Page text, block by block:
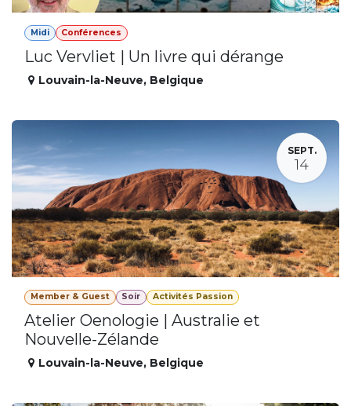
Midi Conférences
Luc Vervliet | Un livre qui dérange
Louvain-la-Neuve, Belgique
SEPT.
14
Member & Guest Soir Activités Passion
Atelier Oenologie | Australie et
Nouvelle-Zélande
Louvain-la-Neuve, Belgique